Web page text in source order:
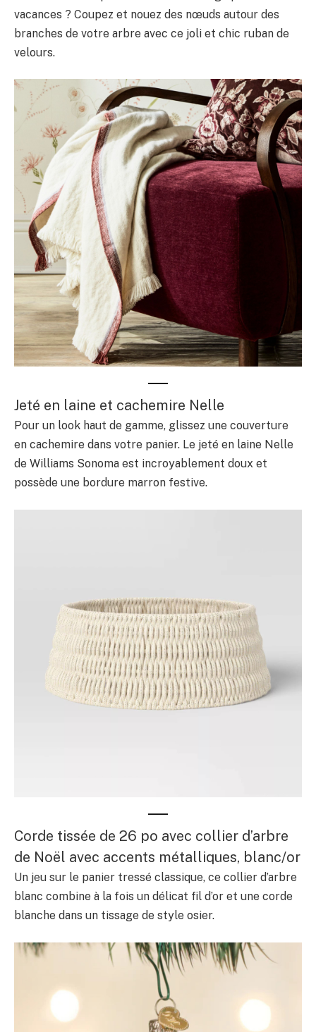
vacances ? Coupez et nouez des nœuds autour des
branches de votre arbre avec ce joli et chic ruban de
velours.
Jeté en laine et cachemire Nelle
Pour un look haut de gamme, glissez une couverture
en cachemire dans votre panier. Le jeté en laine Nelle
de Williams Sonoma est incroyablement doux et
possède une bordure marron festive.
Corde tissée de 26 po avec collier d’arbre
de Noël avec accents métalliques, blanc/or
Un jeu sur le panier tressé classique, ce collier d’arbre
blanc combine à la fois un délicat fil d’or et une corde
blanche dans un tissage de style osier.